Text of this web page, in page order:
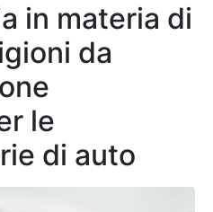
in materia di
da
le
di auto